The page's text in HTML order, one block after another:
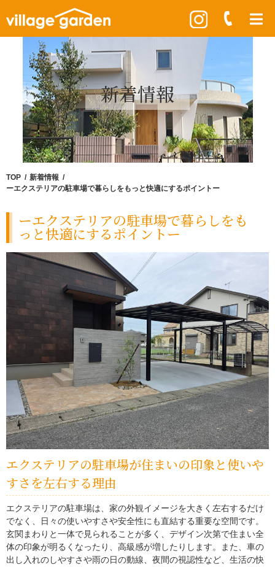
新着情報
TOP
新着情報
ーエクステリアの駐車場で暮らしをもっと快適にするポイントー
ーエクステリアの駐車場で暮らしをも
っと快適にするポイントー
エクステリアの駐車場が住まいの印象と使いや
すさを左右する理由
エクステリアの駐車場は、家の外観イメージを大きく左右するだけ
でなく、日々の使いやすさや安全性にも直結する重要な空間です。
玄関まわりと一体で見られることが多く、デザイン次第で住まい全
体の印象が明るくなったり、高級感が増したりします。また、車の
出し入れのしやすさや雨の日の動線、夜間の視認性など、生活の快